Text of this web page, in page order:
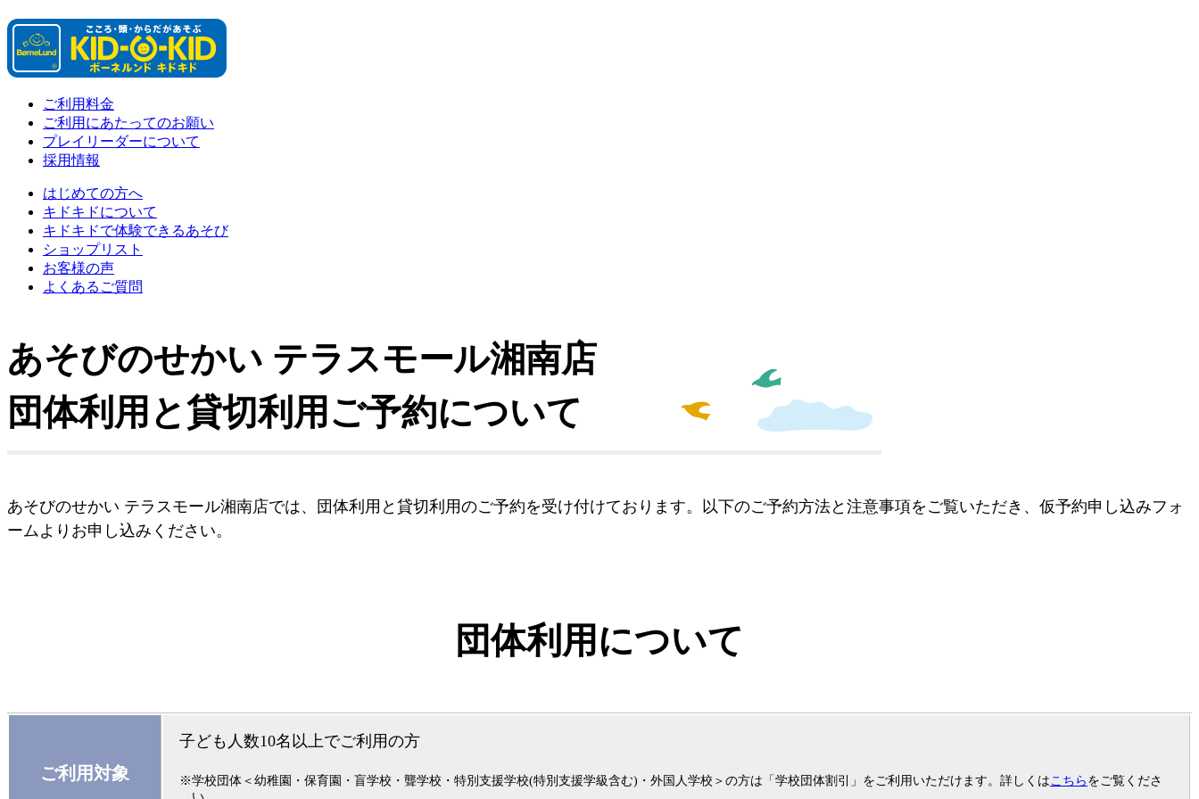
ご利用料金
ご利用にあたってのお願い
プレイリーダーについて
採用情報
はじめての方へ
キドキドについて
キドキドで体験できるあそび
ショップリスト
お客様の声
よくあるご質問
あそびのせかい テラスモール湘南店
団体利用と貸切利用ご予約について
あそびのせかい テラスモール湘南店では、団体利用と貸切利用のご予約を受け付けております。以下のご予約方法と注意事項をご覧いただき、仮予約申し込みフォ
ームよりお申し込みください。
団体利用について
ご利用対象
子ども人数10名以上でご利用の方
※学校団体＜幼稚園・保育園・盲学校・聾学校・特別支援学校(特別支援学級含む)・外国人学校＞の方は「学校団体割引」をご利用いただけます。詳しくはこちら をご覧くださ